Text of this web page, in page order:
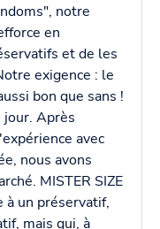
notre
en
et de les
exigence : le
bon que sans !
jour. Après
avec
nous avons
MISTER SIZE
un préservatif,
mais qui, à